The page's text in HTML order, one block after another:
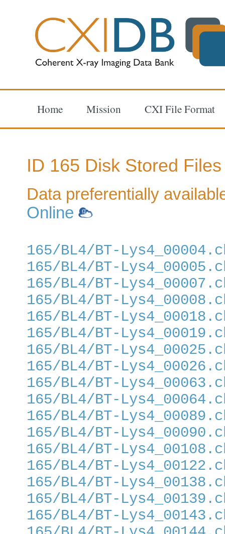
Home Mission CXI File Format
ID 165 Disk Stored Files
Data preferentially
Online
165/BL4/BT-
165/BL4/BT-
165/BL4/BT-
165/BL4/BT-
165/BL4/BT-
165/BL4/BT-
165/BL4/BT-
165/BL4/BT-
165/BL4/BT-
165/BL4/BT-
165/BL4/BT-
165/BL4/BT-
165/BL4/BT-
165/BL4/BT-
165/BL4/BT-
165/BL4/BT-
165/BL4/BT-